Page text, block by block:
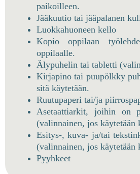
paikoilleen.
Jääkuutio tai jääpalanen
Luokkahuoneen kello
Kopio oppilaan
oppilaalle.
Älypuhelin tai tabletti
Kirjapino tai puupölkky
sitä käytetään.
Ruutupaperi tai/ja
Asetaattiarkit, joihin on
(valinnainen, jos käytetään
Esitys-, kuva- ja/tai
(valinnainen, jos käytetään
Pyyhkeet